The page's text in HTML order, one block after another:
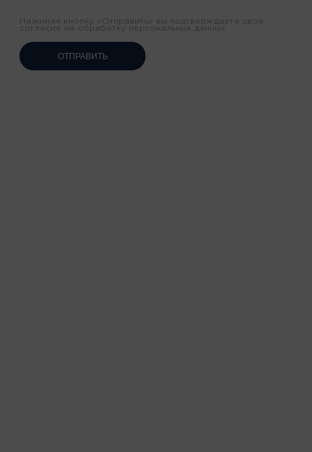
Нажимая кнопку «Отправить» вы подтверждаете свое
согласие на обработку персональных данных
ОТПРАВИТЬ